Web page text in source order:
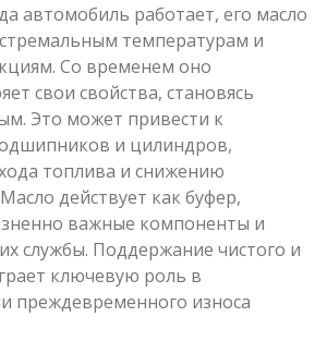
автомобиль работает, его масло
температурам и
Со временем оно
свои свойства, становясь
Это может привести к
и цилиндров,
топлива и снижению
действует как буфер,
важные компоненты и
службы. Поддержание чистого и
ключевую роль в
преждевременного износа